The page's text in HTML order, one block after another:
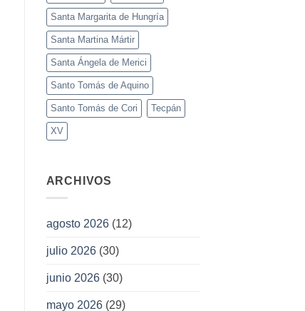
Santa Margarita de Hungría
Santa Martina Mártir
Santa Ángela de Merici
Santo Tomás de Aquino
Santo Tomás de Cori Tecpán
XV
ARCHIVOS
agosto 2026(12)
julio 2026(30)
junio 2026(30)
mayo 2026(29)